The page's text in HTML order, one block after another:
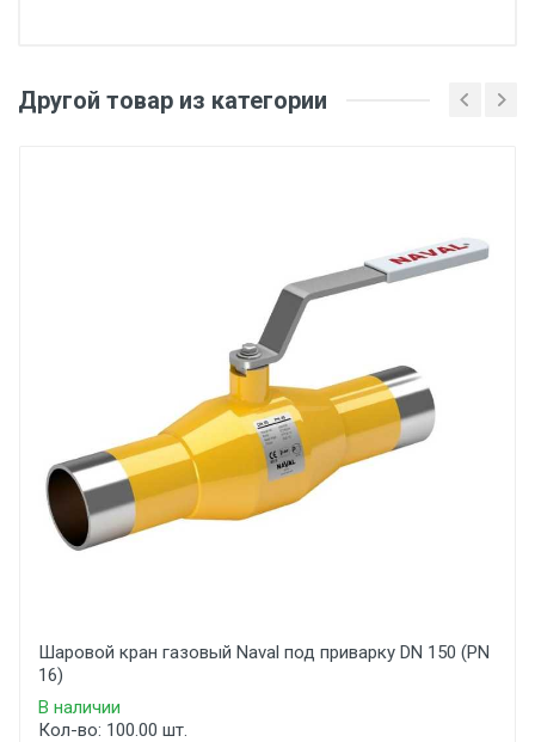
Другой товар из категории
Шаровой кран газовый Naval под приварку DN 150 (PN
16)
В наличии
Кол-во: 100.00 шт.